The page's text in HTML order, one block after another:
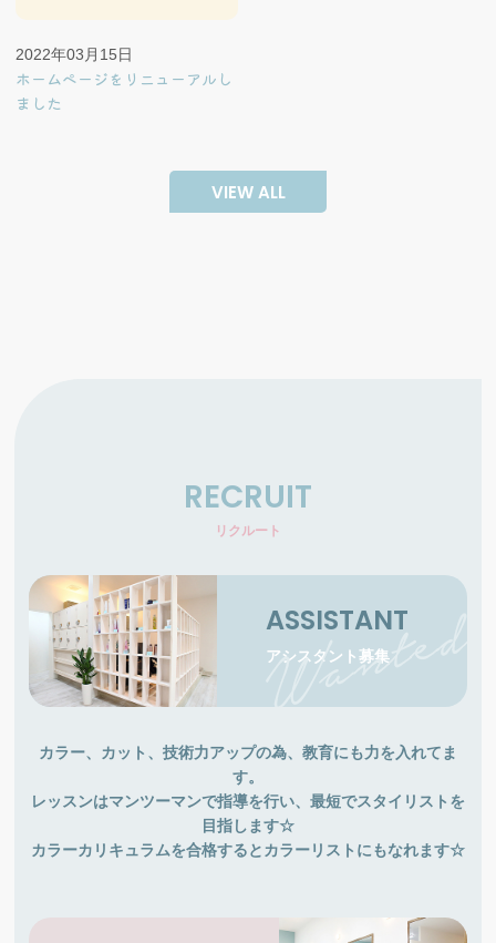
2022年03月15日
ホームページをリニューアルし
ました
VIEW ALL
RECRUIT
リクルート
ASSISTANT
アシスタント募集
カラー、カット、技術力アップの為、教育にも力を入れてま
す。
レッスンはマンツーマンで指導を行い、最短でスタイリストを
目指します☆
カラーカリキュラムを合格するとカラーリストにもなれます☆